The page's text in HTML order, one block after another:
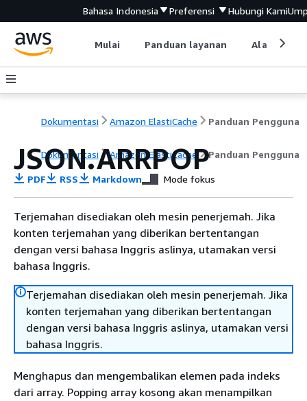
Bahasa Indonesia Preferensi Hubungi Kami
Mulai Panduan layanan Alat
Dokumentasi Amazon ElastiCache Panduan Pengguna
Dokumentasi Amazon ElastiCache Panduan Pengguna
JSON.ARRPOP
PDF RSS Markdown Mode fokus
Terjemahan disediakan oleh mesin penerjemah. Jika
konten terjemahan yang diberikan bertentangan
dengan versi bahasa Inggris aslinya, utamakan versi
bahasa Inggris.
Terjemahan disediakan oleh mesin penerjemah. Jika
konten terjemahan yang diberikan bertentangan
dengan versi bahasa Inggris aslinya, utamakan versi
bahasa Inggris.
Menghapus dan mengembalikan elemen pada indeks
dari array. Popping array kosong akan menampilkan